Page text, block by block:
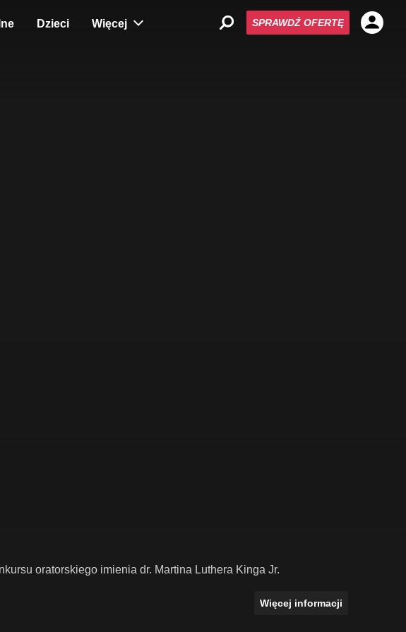
Dzieci Więcej SPRAWDŹ OFERTĘ
oratorskiego imienia dr. Martina Luthera Kinga Jr.
Więcej informacji